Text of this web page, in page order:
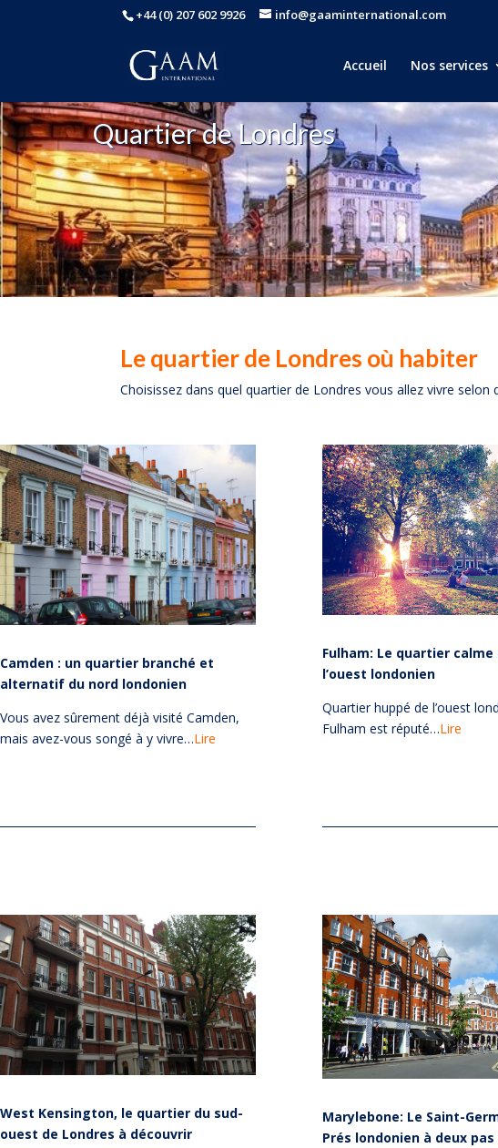
+44 (0) 207 602 9926 info@gaaminternational.com
Accueil Nos services
Quartier de Londres
Le quartier de Londres où habiter
Choisissez dans quel quartier de Londres vous allez vivre
Camden : un quartier branché et
alternatif du nord londonien
Vous avez sûrement déjà visité Camden,
mais avez-vous songé à y vivre…Lire
Fulham: Le quartier
l’ouest londonien
Quartier huppé de l’ouest
Fulham est réputé…Lire
West Kensington, le quartier du sud-
ouest de Londres à découvrir
Marylebone: Le Saint-
Prés londonien à deux pas